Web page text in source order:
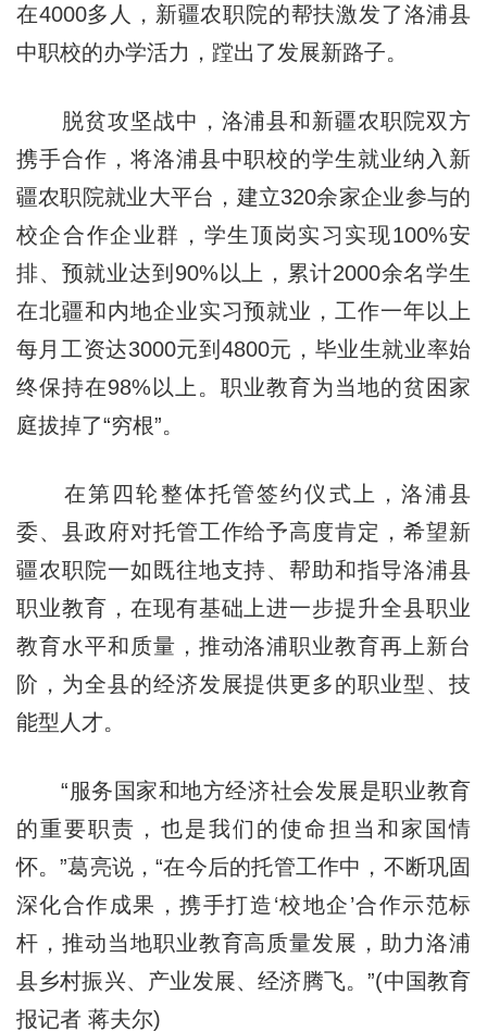
在4000多人，新疆农职院的帮扶激发了洛浦县
中职校的办学活力，蹚出了发展新路子。
脱贫攻坚战中，洛浦县和新疆农职院双方
携手合作，将洛浦县中职校的学生就业纳入新
疆农职院就业大平台，建立320余家企业参与的
校企合作企业群，学生顶岗实习实现100%安
排、预就业达到90%以上，累计2000余名学生
在北疆和内地企业实习预就业，工作一年以上
每月工资达3000元到4800元，毕业生就业率始
终保持在98%以上。职业教育为当地的贫困家
庭拔掉了“穷根”。
在第四轮整体托管签约仪式上，洛浦县
委、县政府对托管工作给予高度肯定，希望新
疆农职院一如既往地支持、帮助和指导洛浦县
职业教育，在现有基础上进一步提升全县职业
教育水平和质量，推动洛浦职业教育再上新台
阶，为全县的经济发展提供更多的职业型、技
能型人才。
“服务国家和地方经济社会发展是职业教育
的重要职责，也是我们的使命担当和家国情
怀。”葛亮说，“在今后的托管工作中，不断巩固
深化合作成果，携手打造‘校地企’合作示范标
杆，推动当地职业教育高质量发展，助力洛浦
县乡村振兴、产业发展、经济腾飞。”(中国教育
报记者 蒋夫尔)